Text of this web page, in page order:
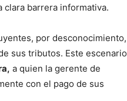
clara barrera informativa.
por desconocimiento,
sus tributos. Este escenario
a quien la gerente de
con el pago de sus